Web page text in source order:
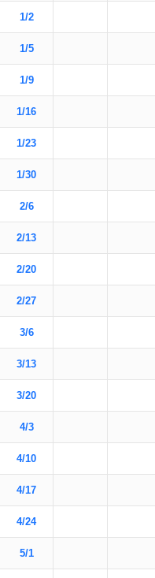
1/2
1/5
1/9
1/16
1/23
1/30
2/6
2/13
2/20
2/27
3/6
3/13
3/20
4/3
4/10
4/17
4/24
5/1